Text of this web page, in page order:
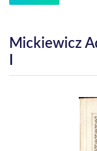
Mickiewicz